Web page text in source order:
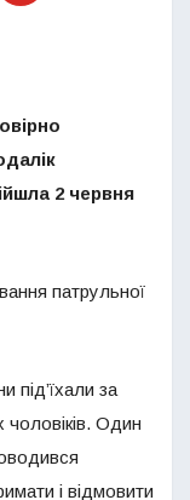
2 червня
патрульної
під’їхали за
Один
і відмовити